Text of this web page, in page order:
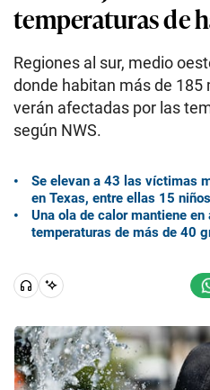
temperaturas de
Regiones al sur, medio
donde habitan más de 185
verán afectadas por las
según NWS.
Se elevan a 43 las víctimas
en Texas, entre ellas 15 niños
Una ola de calor mantiene
temperaturas de más de 40